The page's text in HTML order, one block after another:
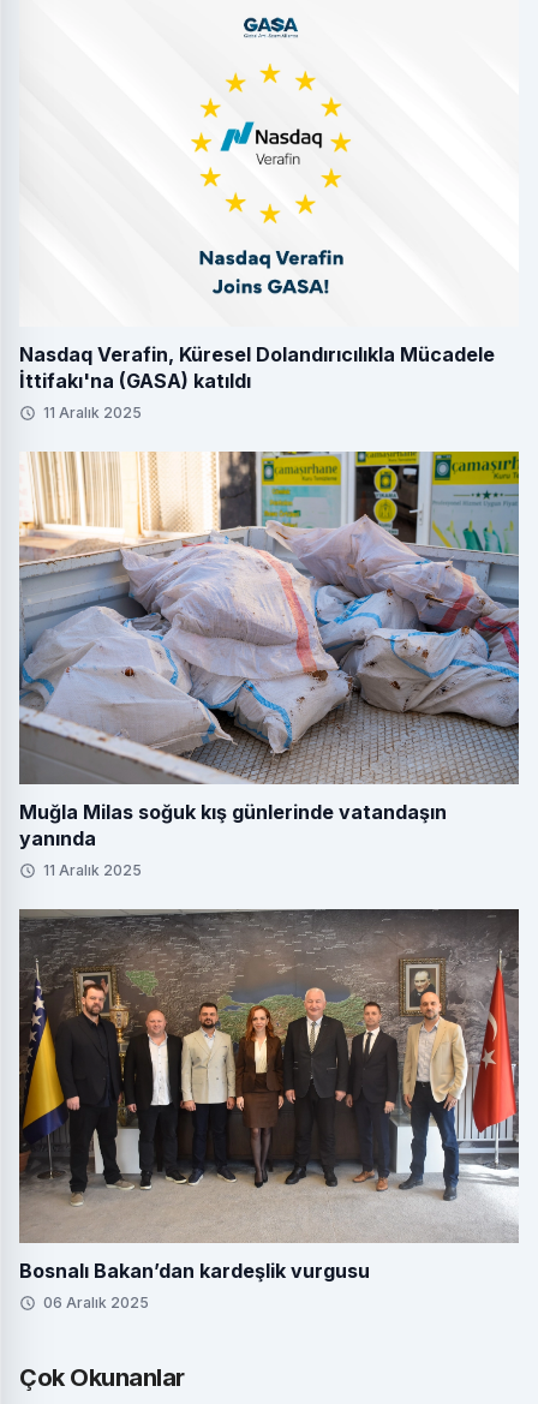
Nasdaq Verafin, Küresel Dolandırıcılıkla Mücadele
İttifakı'na (GASA) katıldı
11 Aralık 2025
Muğla Milas soğuk kış günlerinde vatandaşın
yanında
11 Aralık 2025
Bosnalı Bakan’dan kardeşlik vurgusu
06 Aralık 2025
Çok Okunanlar